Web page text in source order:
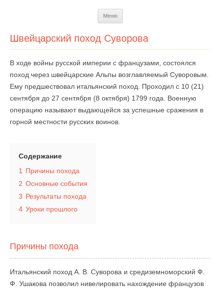
Меню
Швейцарский поход Суворова
В ходе войны русской империи с французами, состоялся
поход через швейцарские Альпы возглавляемый Суворовым.
Ему предшествовал итальянский поход. Проходил с 10 (21)
сентября до 27 сентября (8 октября) 1799 года. Военную
операцию называют выдающейся за успешные сражения в
горной местности русских воинов.
Содержание
1
Причины похода
2 Основные события
3 Результаты похода
4 Уроки прошлого
Причины похода
Итальянский поход А. В. Суворова и средиземноморский Ф.
Ф. Ушакова позволил нивелировать нахождение французов